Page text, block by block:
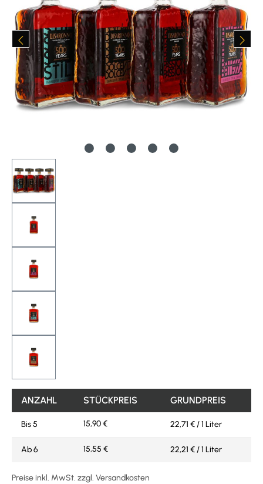
ANZAHL STÜCKPREIS GRUNDPREIS
Bis5 15,90 € 22,71 € / 1 Liter
Ab6 15,55 € 22,21 € / 1 Liter
Preise inkl. MwSt. zzgl. Versandkosten